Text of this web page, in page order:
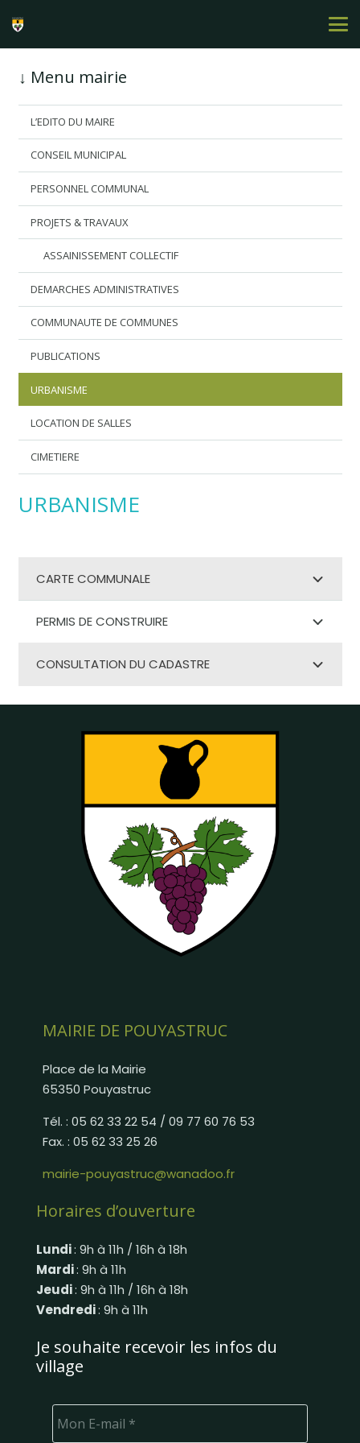
↓ Menu mairie
L’EDITO DU MAIRE
CONSEIL MUNICIPAL
PERSONNEL COMMUNAL
PROJETS & TRAVAUX
ASSAINISSEMENT COLLECTIF
DEMARCHES ADMINISTRATIVES
COMMUNAUTE DE COMMUNES
PUBLICATIONS
URBANISME
LOCATION DE SALLES
CIMETIERE
URBANISME
CARTE COMMUNALE
PERMIS DE CONSTRUIRE
CONSULTATION DU CADASTRE
MAIRIE DE POUYASTRUC
Place de la Mairie
65350 Pouyastruc
Tél. : 05 62 33 22 54 / 09 77 60 76 53
Fax. : 05 62 33 25 26
mairie-pouyastruc@wanadoo.fr
Horaires d’ouverture
Lundi: 9h à 11h / 16h à 18h
Mardi: 9h à 11h
Jeudi: 9h à 11h / 16h à 18h
Vendredi: 9h à 11h
Je souhaite recevoir les infos du
village